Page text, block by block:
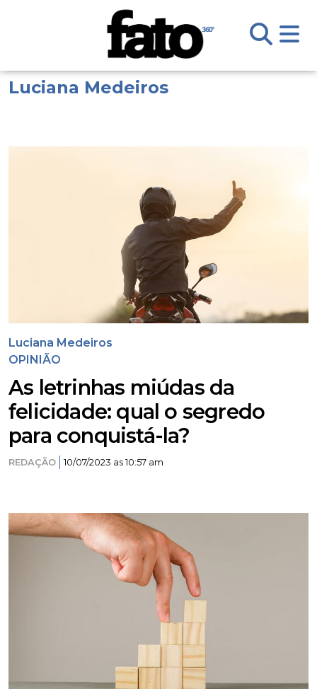
Luciana Medeiros
Luciana Medeiros
OPINIÃO
As letrinhas miúdas da
felicidade: qual o segredo
para conquistá-la?
REDAÇÃO 10/07/2023 as 10:57 am